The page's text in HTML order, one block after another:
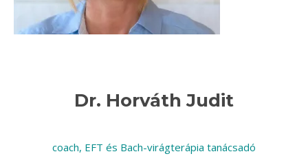
Dr. Horváth Judit
coach, EFT és Bach-virágterápia tanácsadó